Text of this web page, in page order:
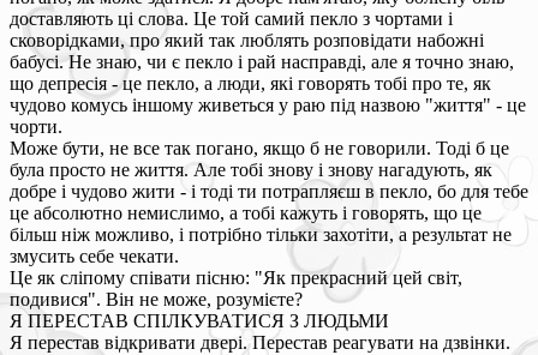
доставляють ці слова. Це той самий пекло з чортами і
сковорідками, про який так люблять розповідати набожні
бабусі. Не знаю, чи є пекло і рай насправді, але я точно знаю,
що депресія - це пекло, а люди, які говорять тобі про те, як
чудово комусь іншому живеться у раю під назвою "життя" - це
чорти.
Може бути, не все так погано, якщо б не говорили. Тоді б це
була просто не життя. Але тобі знову і знову нагадують, як
добре і чудово жити - і тоді ти потрапляєш в пекло, бо для тебе
це абсолютно немислимо, а тобі кажуть і говорять, що це
більш ніж можливо, і потрібно тільки захотіти, а результат не
змусить себе чекати.
Це як сліпому співати пісню: "Як прекрасний цей світ,
подивися". Він не може, розумієте?
Я ПЕРЕСТАВ СПІЛКУВАТИСЯ З ЛЮДЬМИ
Я перестав відкривати двері. Перестав реагувати на дзвінки.